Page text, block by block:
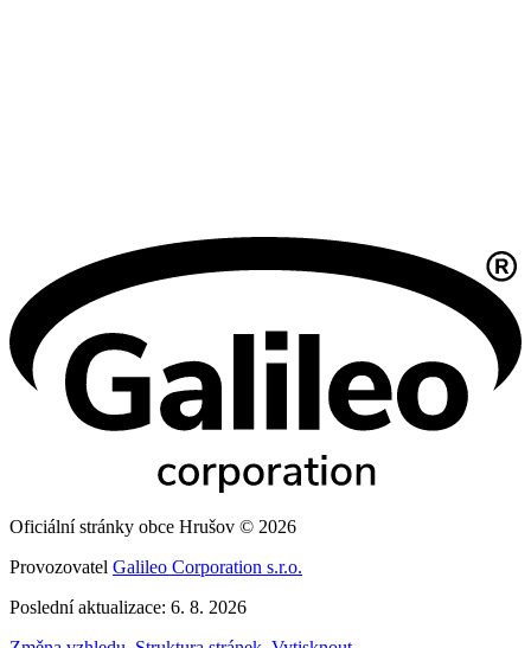
Oficiální stránky obce Hrušov © 2026
Provozovatel Galileo Corporation s.r.o.
Poslední aktualizace: 6. 8. 2026